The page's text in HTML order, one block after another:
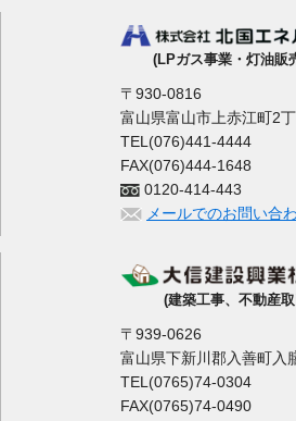
(LPガス事業・灯油販
〒930-0816
富山県富山市上赤江町2
TEL(076)441-4444
FAX(076)444-1648
0120-414-443
メールでのお問い合
(建築工事、不動産
〒939-0626
富山県下新川郡入善町入
TEL(0765)74-0304
FAX(0765)74-0490